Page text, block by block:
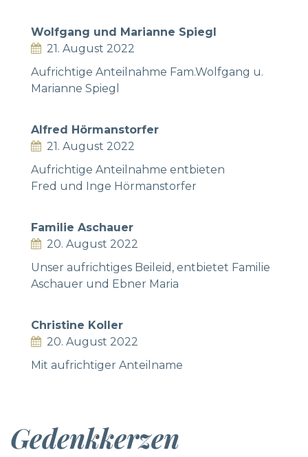
Wolfgang und Marianne Spiegl
21. August 2022
Aufrichtige Anteilnahme Fam.Wolfgang u.
Marianne Spiegl
Alfred Hörmanstorfer
21. August 2022
Aufrichtige Anteilnahme entbieten
Fred und Inge Hörmanstorfer
Familie Aschauer
20. August 2022
Unser aufrichtiges Beileid, entbietet Familie
Aschauer und Ebner Maria
Christine Koller
20. August 2022
Mit aufrichtiger Anteilname
Gedenkkerzen